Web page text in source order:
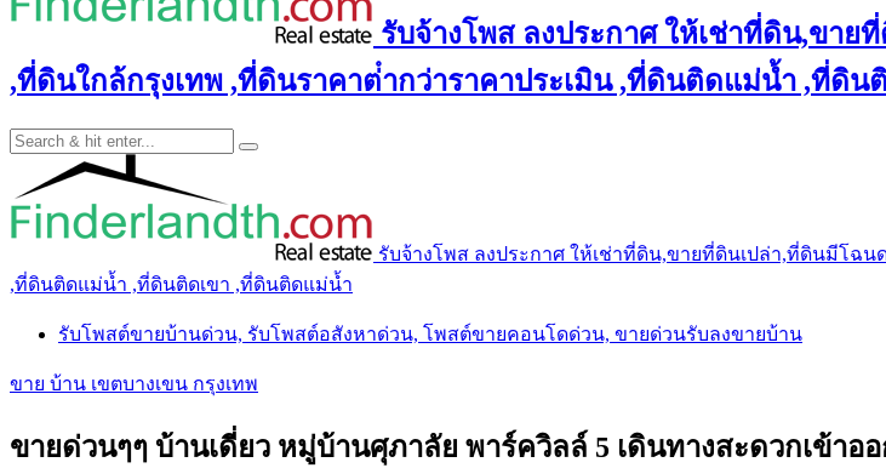
รับจ้างโพส ลงประกาศ ให้เช่าที่ดิน,ขา
,ที่ดินใกล้กรุงเทพ ,ที่ดินราคาต่ํากว่าราคาประเมิน ,ที่ดินติดแม่น้ำ ,ที่ดิ
รับจ้างโพส ลงประกาศ ให้เช่าที่ดิน,ขายที่ดินเปล่า,ที่ดินมีโฉ
,ที่ดินติดแม่น้ำ ,ที่ดินติดเขา ,ที่ดินติดแม่น้ำ
รับโพสต์ขายบ้านด่วน, รับโพสต์อสังหาด่วน, โพสต์ขายคอนโดด่วน, ขายด่วนรับลงขายบ้าน
ขาย บ้าน เขตบางเขน กรุงเทพ
ขายด่วนๆๆ บ้านเดี่ยว หมู่บ้านศุภาลัย พาร์ควิลล์ 5 เดินทางสะดวกเข้าออ